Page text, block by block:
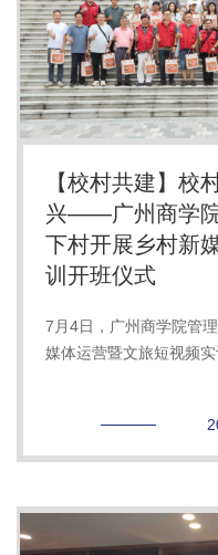
【校村共建】校
兴——广州商学
下村开展乡村新
训开班仪式
7月4日，广州商学院管
媒体运营暨文旅短视频实